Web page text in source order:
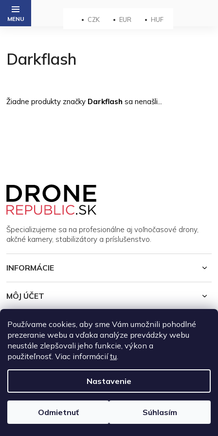
Používame cookies, aby sme Vám umožnili pohodlné
prezeranie webu a vďaka analýze prevádzky webu
neustále zlepšovali jeho funkcie, výkon a
použiteľnosť. Viac informáciítu.
Nastavenie
Odmietnuť Súhlasím
Prejsť
obsah
CZK EUR HUF
Darkflash
Žiadne produkty značky Darkflash sa nenašli...
Špecializujeme sa na profesionálne aj voľnočasové drony,
akčné kamery, stabilizátory a príslušenstvo.
INFORMÁCIE
MÔJ ÚČET
Vytvoril Shoptet
Copyright 2026DroneRepublic.sk . Všetky práva vyhradené.Upraviť
nastavenie cookies